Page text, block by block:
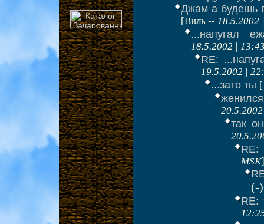
Джам а будешь
[Виль -- 18.5.2002
...напугал
18.5.2002 |
RE:
19.5.2002 |
...зато ты
так
RE:
MSK]
(-
RE: